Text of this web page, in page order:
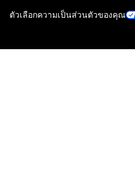
ตัวเลือกความเป็นส่วนตัวของคุณ